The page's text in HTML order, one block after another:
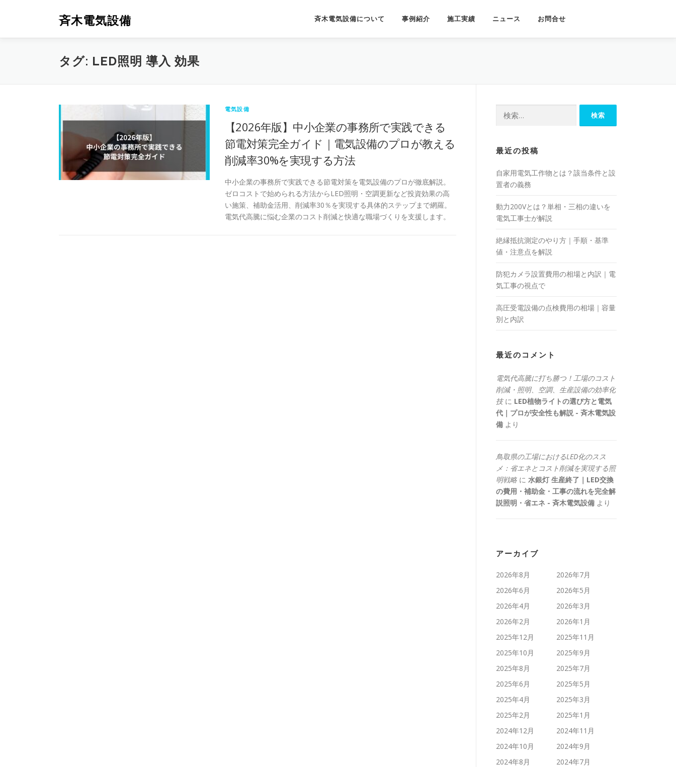
ン
斉木電気設備 斉木電気設備について 事例紹介 施工実績 ニュース お問合せ
タグ: LED照明 導入 効果
電気設備
【2026年版】中小企業の事務所で実践できる
節電対策完全ガイド｜電気設備のプロが教える
削減率30%を実現する方法
中小企業の事務所で実践できる節電対策を電気設備のプロが徹底解説。
ゼロコストで始められる方法からLED照明・空調更新など投資効果の高
い施策、補助金活用、削減率30％を実現する具体的ステップまで網羅。
電気代高騰に悩む企業のコスト削減と快適な職場づくりを支援します。
最近の投稿
自家用電気工作物とは？該当条件と設
置者の義務
動力200Vとは？単相・三相の違いを
電気工事士が解説
絶縁抵抗測定のやり方｜手順・基準
値・注意点を解説
防犯カメラ設置費用の相場と内訳｜電
気工事の視点で
高圧受電設備の点検費用の相場｜容量
別と内訳
最近のコメント
電気代高騰に打ち勝つ！工場のコスト
削減・照明、空調、生産設備の効率化
技に LED植物ライトの選び方と電気
代｜プロが安全性も解説 - 斉木電気設
備 より
鳥取県の工場におけるLED化のスス
メ：省エネとコスト削減を実現する照
明戦略 に 水銀灯 生産終了｜LED交換
の費用・補助金・工事の流れを完全解
説照明・省エネ - 斉木電気設備 より
アーカイブ
2026年8月
2026年7月
2026年6月
2026年5月
2026年4月
2026年3月
2026年2月
2026年1月
2025年12月
2025年11月
2025年10月
2025年9月
2025年8月
2025年7月
2025年6月
2025年5月
2025年4月
2025年3月
2025年2月
2025年1月
2024年12月
2024年11月
2024年10月
2024年9月
2024年8月
2024年7月